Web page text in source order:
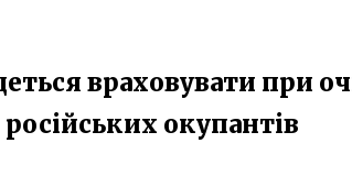
враховувати при
окупантів